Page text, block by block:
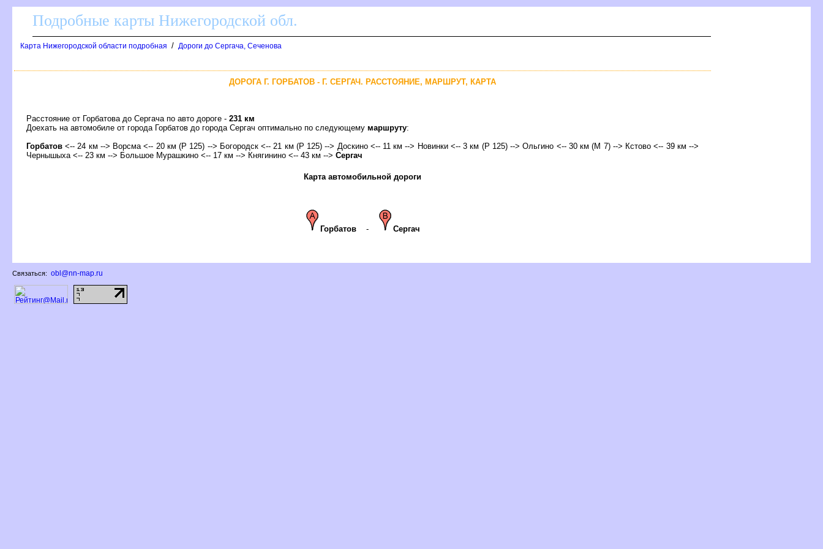
Подробные карты Нижегородской обл.
Карта Нижегородской области подробная / Дороги до Сергача, Сеченова
ДОРОГА Г. ГОРБАТОВ - Г. СЕРГАЧ. РАССТОЯНИЕ, МАРШРУТ, КАРТА
Расстояние от Горбатова до Сергача по авто дороге - 231 км
Доехать на автомобиле от города Горбатов до города Сергач оптимально по следующему маршруту:
Горбато <-- 24 км --> Ворсма <-- 20 км (Р 125) --> Богородск <-- 21 км (Р 125) --> Доскино <-- 11 км --> Новинки <-- 3 км (Р 125) --> Ольгино <-- 30 км (М 7) --> Кстово <-- 39 км -->
Чернышыха <-- 23 км --> Большое Мурашкино <-- 17 км --> Княгинино <-- 43 км --> Сергач
Карта автомобильной дороги
Горбато- Сергач
Связаться: obl@nn-map.ru